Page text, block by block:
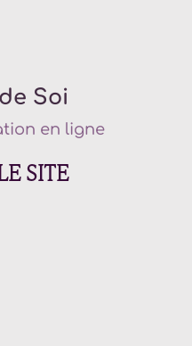
Soi
en ligne
SITE